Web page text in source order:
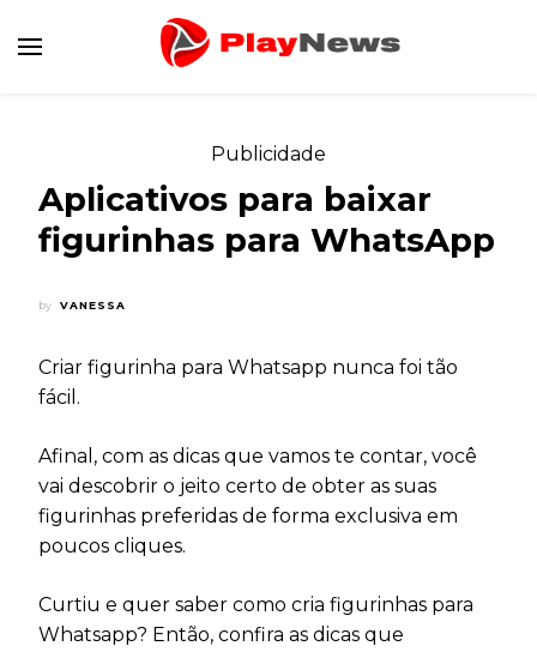
Publicidade
Aplicativos para baixar
figurinhas para WhatsApp
by VANESSA
Criar figurinha para Whatsapp nunca foi tão
fácil.
Afinal, com as dicas que vamos te contar, você
vai descobrir o jeito certo de obter as suas
figurinhas preferidas de forma exclusiva em
poucos cliques.
Curtiu e quer saber como cria figurinhas para
Whatsapp? Então, confira as dicas que